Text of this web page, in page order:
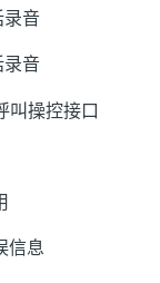
音
音
叫操控接口
信息